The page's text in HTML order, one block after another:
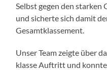
Selbst gegen den starken
und sicherte sich damit
Gesamtklassement.
Unser Team zeigte über
klasse Auftritt und